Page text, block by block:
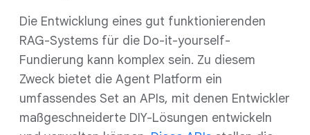
Die Entwicklung eines gut funktionierenden
RAG-Systems für die Do-it-yourself-
Fundierung kann komplex sein. Zu diesem
Zweck bietet die Agent Platform ein
umfassendes Set an APIs, mit denen Entwickler
maßgeschneiderte DIY-Lösungen entwickeln